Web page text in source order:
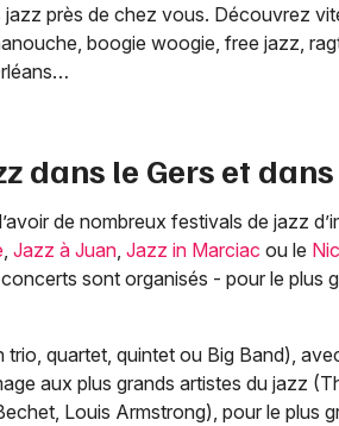
près de chez vous. Découvrez
boogie woogie, free jazz,
dans le Gers et
de nombreux festivals de jazz
Jazz à Juan Jazz in Marciac ou le
concerts sont organisés - pour le plus
trio, quartet, quintet ou Big Band),
aux plus grands artistes du jazz
Louis Armstrong), pour le plus